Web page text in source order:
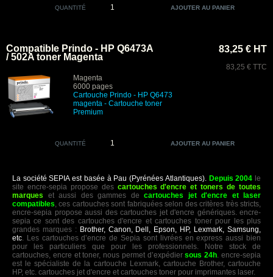
QUANTITÉ
Compatible Prindo - HP Q6473A
/ 502A toner Magenta
Magenta
6000 pages
Cartouche Prindo - HP Q6473
magenta - Cartouche toner
Premium
83,25 € HT
83,25 € TTC
QUANTITÉ
La société SEPIA est basée à Pau (Pyrénées Atlantiques). Depuis 2004 le
site encre-sepia propose des cartouches d'encre et toners de toutes
marques et aussi des gammes de cartouches jet d'encre et laser
compatibles, ces cartouches sont fabriquées selon des critères très stricts,
encre-sepia propose aussi des cartouches jet d'encre génériques. encre-
sepia ce sont des cartouches d'encre et cartouches toner pour les plus
grandes marques : Brother, Canon, Dell, Epson, HP, Lexmark, Samsung,
etc. Les cartouches d’encre de Sepia sont livrées en express aussi bien
pour les particuliers que pour les professionnels. Notre stock de
cartouches, encre et toner, nous permet d’expédiersous 24h. encre-sepia
est le spécialiste de la cartouche Lexmark, cartouche Brother, cartouche
HP, etc. cartouches jet d'encre et cartouches toner pour imprimantes laser.